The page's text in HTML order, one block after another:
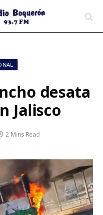
desata
Jalisco
2 Mins Read